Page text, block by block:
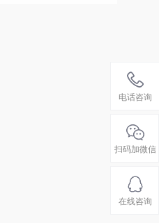
电话咨询
0570-
扫码加微信
在线咨询